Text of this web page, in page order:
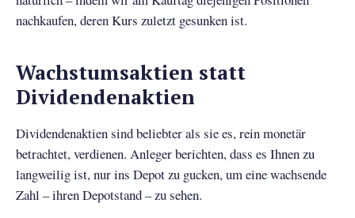
nachkaufen, deren Kurs zuletzt gesunken ist.
Wachstumsaktien statt
Dividendenaktien
Dividendenaktien sind beliebter als sie es, rein monetär
betrachtet, verdienen. Anleger berichten, dass es Ihnen zu
langweilig ist, nur ins Depot zu gucken, um eine wachsende
Zahl – ihren Depotstand – zu sehen.